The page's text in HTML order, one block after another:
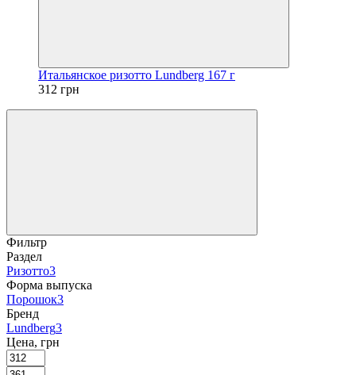
Итальянское ризотто Lundberg 167 г
312 грн
Фильтр
Раздел
Ризотто3
Форма выпуска
Порошок3
Бренд
Lundberg3
Цена, грн